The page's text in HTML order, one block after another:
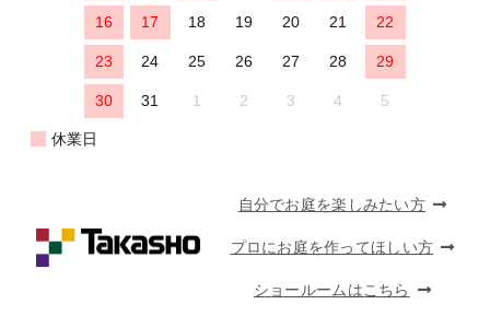
16 17 18 19 20 21 22
23 24 25 26 27 28 29
30 31 1 2 3 4 5
休業日
自分でお庭を楽しみたい方
プロにお庭を作ってほしい方
ショールームはこちら